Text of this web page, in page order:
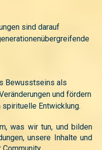
sind darauf
Bewusstseins als
und fördern
Entwicklung.
was wir tun, und bilden
unsere Inhalte und